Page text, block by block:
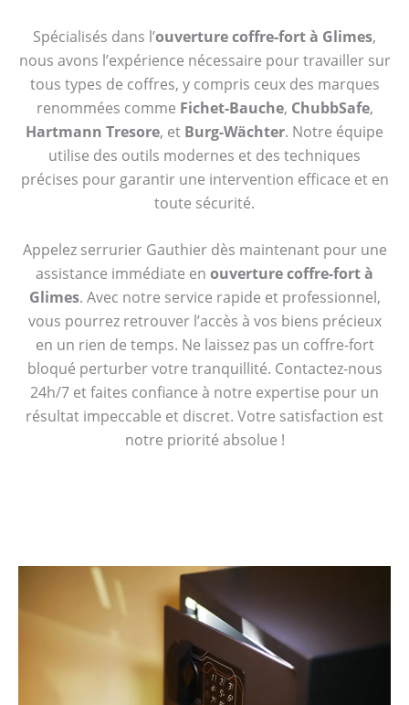
Spécialisés dans l’ouverture coffre-fort à Glimes,
nous avons l’expérience nécessaire pour travailler sur
tous types de coffres, y compris ceux des marques
renommées comme Fichet-Bauche, ChubbSafe,
Hartmann Tresore, et Burg-Wächter. Notre équipe
utilise des outils modernes et des techniques
précises pour garantir une intervention efficace et en
toute sécurité.
Appelez serrurier Gauthier dès maintenant pour une
assistance immédiate en ouverture coffre-fort à
Glimes. Avec notre service rapide et professionnel,
vous pourrez retrouver l’accès à vos biens précieux
en un rien de temps. Ne laissez pas un coffre-fort
bloqué perturber votre tranquillité. Contactez-nous
24h/7 et faites confiance à notre expertise pour un
résultat impeccable et discret. Votre satisfaction est
notre priorité absolue !